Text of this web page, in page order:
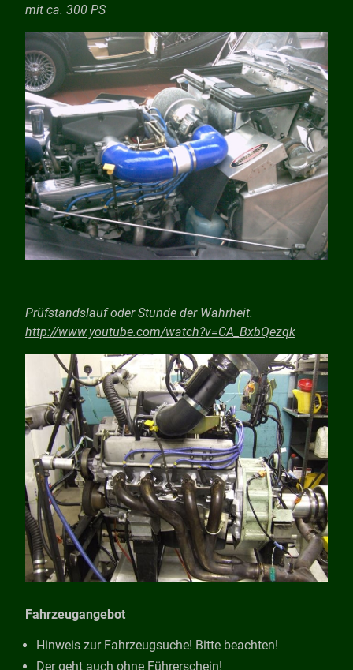
mit ca. 300 PS
Prüfstandslauf oder Stunde der Wahrheit.
http://www.youtube.com/watch?v=CA_BxbQezqk
Fahrzeugangebot
Hinweis zur Fahrzeugsuche! Bitte beachten!
Der geht auch ohne Führerschein!